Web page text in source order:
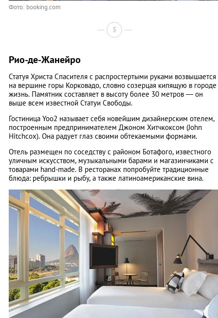
Фото: booking.com
5
Рио-де-Жанейро
Статуя Христа Спасителя с распростертыми руками возвышается
на вершине горы Корковадо, словно созерцая кипящую в городе
жизнь. Памятник составляет в высоту более 30 метров — он
выше всем известной Статуи Свободы.
Гостиница Yoo2 называет себя новейшим дизайнерским отелем,
построенным предпринимателем Джоном Хитчкоксом (John
Hitchcox). Она радует глаз своими обтекаемыми формами.
Отель размещен по соседству с районом Ботафого, известного
уличным искусством, музыкальными барами и магазинчиками с
товарами hand-made. В ресторанах попробуйте традиционные
блюда: ребрышки и рыбу, а также латиноамериканские вина.